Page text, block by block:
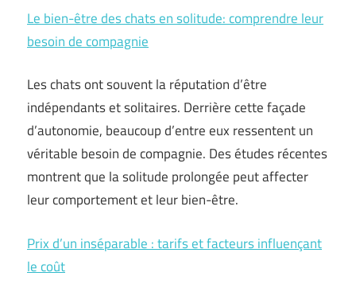
Le bien-être des chats en solitude: comprendre leur
besoin de compagnie
Les chats ont souvent la réputation d’être
indépendants et solitaires. Derrière cette façade
d’autonomie, beaucoup d’entre eux ressentent un
véritable besoin de compagnie. Des études récentes
montrent que la solitude prolongée peut affecter
leur comportement et leur bien-être.
Prix d’un inséparable : tarifs et facteurs influençant
le coût